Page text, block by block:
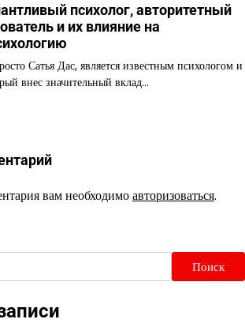
психолог, авторитетный
и их влияние на
Сатья Дас, является известным психологом и
внес значительный вклад…
вам необходимоавторизоваться.
Поиск